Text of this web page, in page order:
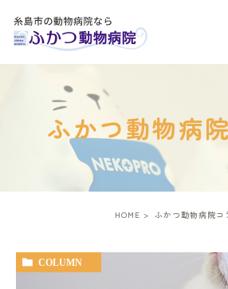
HOME
医院紹介
スタッフ紹介
アクセス
ふかつ動物病
HOME ふかつ動物病院コ
COLUMN